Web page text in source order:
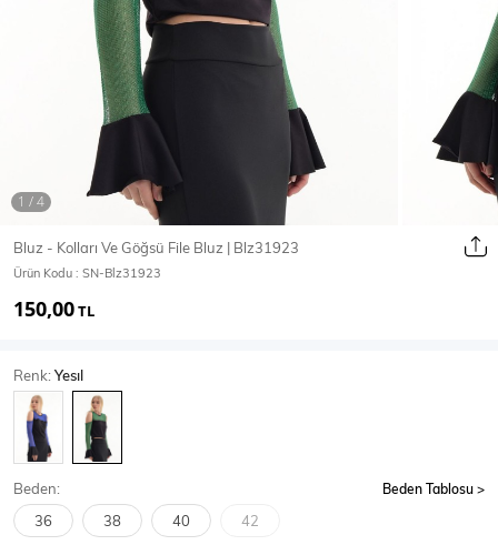
Yağmurluk
T-SHİRT & BLUZ
T-Shirt
Body
SPOR GİYİM
Bluz - Kolları Ve Göğsü File Bluz | Blz31923
Ürün Kodu : SN-Blz31923
150,00TL
Renk:Yesıl
Beden: Beden Tablosu
36 38 40 42